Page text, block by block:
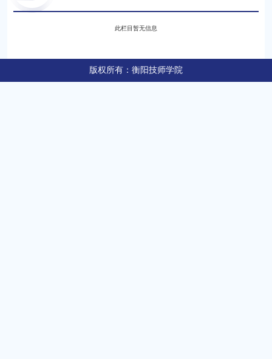
当前位置：师资队伍
此栏目暂无信息
版权所有：衡阳技师学院